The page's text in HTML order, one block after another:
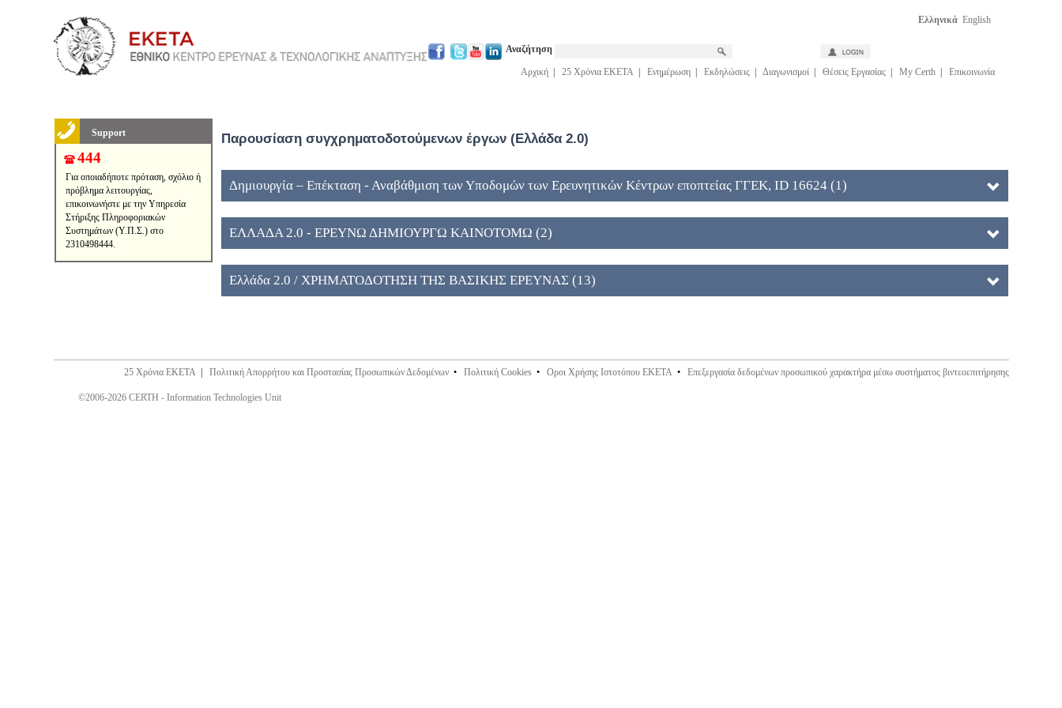
Ελληνικά English
Αναζήτηση
Αρχική| 25 Χρόνια ΕΚΕΤΑ| Ενημέρωση| Εκδηλώσεις| Διαγωνισμοί| Θέσεις Εργασίας| My Certh| Επικοινωνία
Support
444
Για οποιαδήποτε πρόταση, σχόλιο ή
πρόβλημα λειτουργίας,
επικοινωνήστε με την Υπηρεσία
Στήριξης Πληροφοριακών
Συστημάτων (Υ.Π.Σ.) στο
2310498444.
Παρουσίαση συγχρηματοδοτούμενων έργων (Ελλάδα 2.0)
Δημιουργία – Επέκταση - Αναβάθμιση των Υποδομών των Ερευνητικών Κέντρων εποπτείας ΓΓΕΚ, ID 16624 (1)
ΕΛΛΑΔΑ 2.0 - ΕΡΕΥΝΩ ΔΗΜΙΟΥΡΓΩ ΚΑΙΝΟΤΟΜΩ (2)
Ελλάδα 2.0 / ΧΡΗΜΑΤΟΔΟΤΗΣΗ ΤΗΣ ΒΑΣΙΚΗΣ ΕΡΕΥΝΑΣ (13)
25 Χρόνια ΕΚΕΤΑ| Πολιτική Απορρήτου και Προστασίας Προσωπικών Δεδομένων• Πολιτική Cookies• Οροι Χρήσης Ιστοτόπου ΕΚΕΤΑ• Επεξεργασία δεδομένων προσωπικού χαρακτήρα μέσω συστήματος βιντεοεπιτήρησης
©2006-2026 CERTH - Information Technologies Unit